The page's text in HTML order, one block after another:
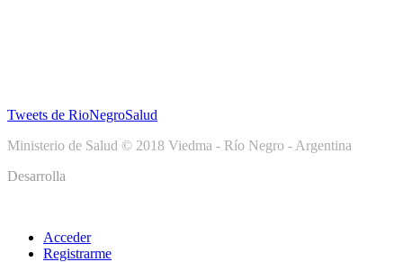
Tweets de RioNegroSalud
Ministerio de Salud © 2018 Viedma - Río Negro - Argentina
Desarrolla
Acceder
Registrarme